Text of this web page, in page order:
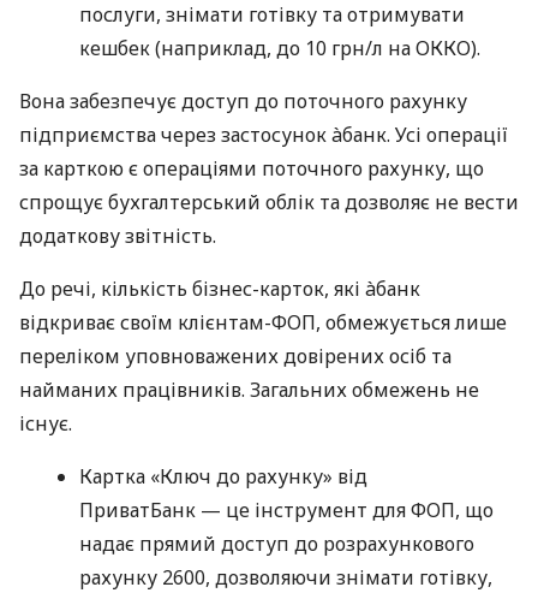
послуги, знімати готівку та отримувати
кешбек (наприклад, до 10 грн/л на ОККО).
Вона забезпечує доступ до поточного рахунку
підприємства через застосунок àбанк. Усі операції
за карткою є операціями поточного рахунку, що
спрощує бухгалтерський облік та дозволяє не вести
додаткову звітність.
До речі, кількість бізнес-карток, які àбанк
відкриває своїм клієнтам-ФОП, обмежується лише
переліком уповноважених довірених осіб та
найманих працівників. Загальних обмежень не
існує.
Картка «Ключ до рахунку» від
ПриватБанк — це інструмент для ФОП, що
надає прямий доступ до розрахункового
рахунку 2600, дозволяючи знімати готівку,